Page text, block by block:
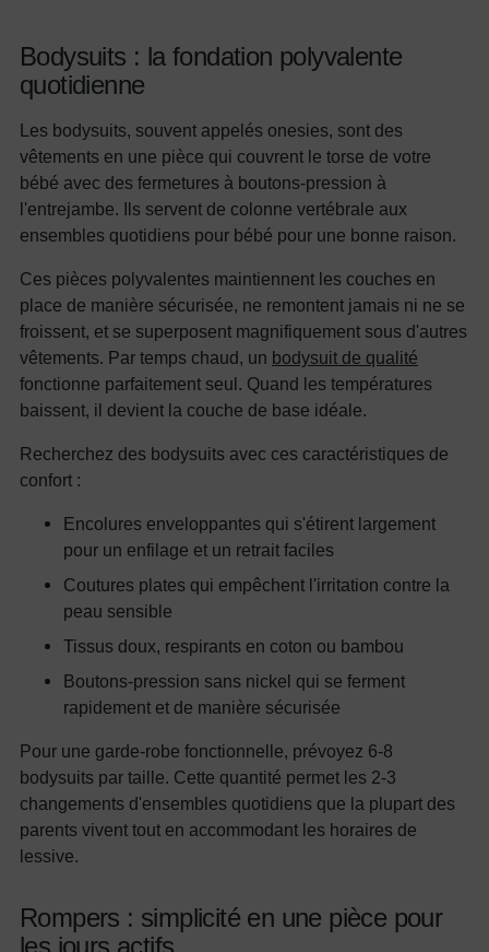
Bodysuits : la fondation polyvalente
quotidienne
Les bodysuits, souvent appelés onesies, sont des
vêtements en une pièce qui couvrent le torse de votre
bébé avec des fermetures à boutons-pression à
l'entrejambe. Ils servent de colonne vertébrale aux
ensembles quotidiens pour bébé pour une bonne raison.
Ces pièces polyvalentes maintiennent les couches en
place de manière sécurisée, ne remontent jamais ni ne se
froissent, et se superposent magnifiquement sous d'autres
vêtements. Par temps chaud, un bodysuit de qualité
fonctionne parfaitement seul. Quand les températures
baissent, il devient la couche de base idéale.
Recherchez des bodysuits avec ces caractéristiques de
confort :
Encolures enveloppantes qui s'étirent largement
pour un enfilage et un retrait faciles
Coutures plates qui empêchent l'irritation contre la
peau sensible
Tissus doux, respirants en coton ou bambou
Boutons-pression sans nickel qui se ferment
rapidement et de manière sécurisée
Pour une garde-robe fonctionnelle, prévoyez 6-8
bodysuits par taille. Cette quantité permet les 2-3
changements d'ensembles quotidiens que la plupart des
parents vivent tout en accommodant les horaires de
lessive.
Rompers : simplicité en une pièce pour
les jours actifs